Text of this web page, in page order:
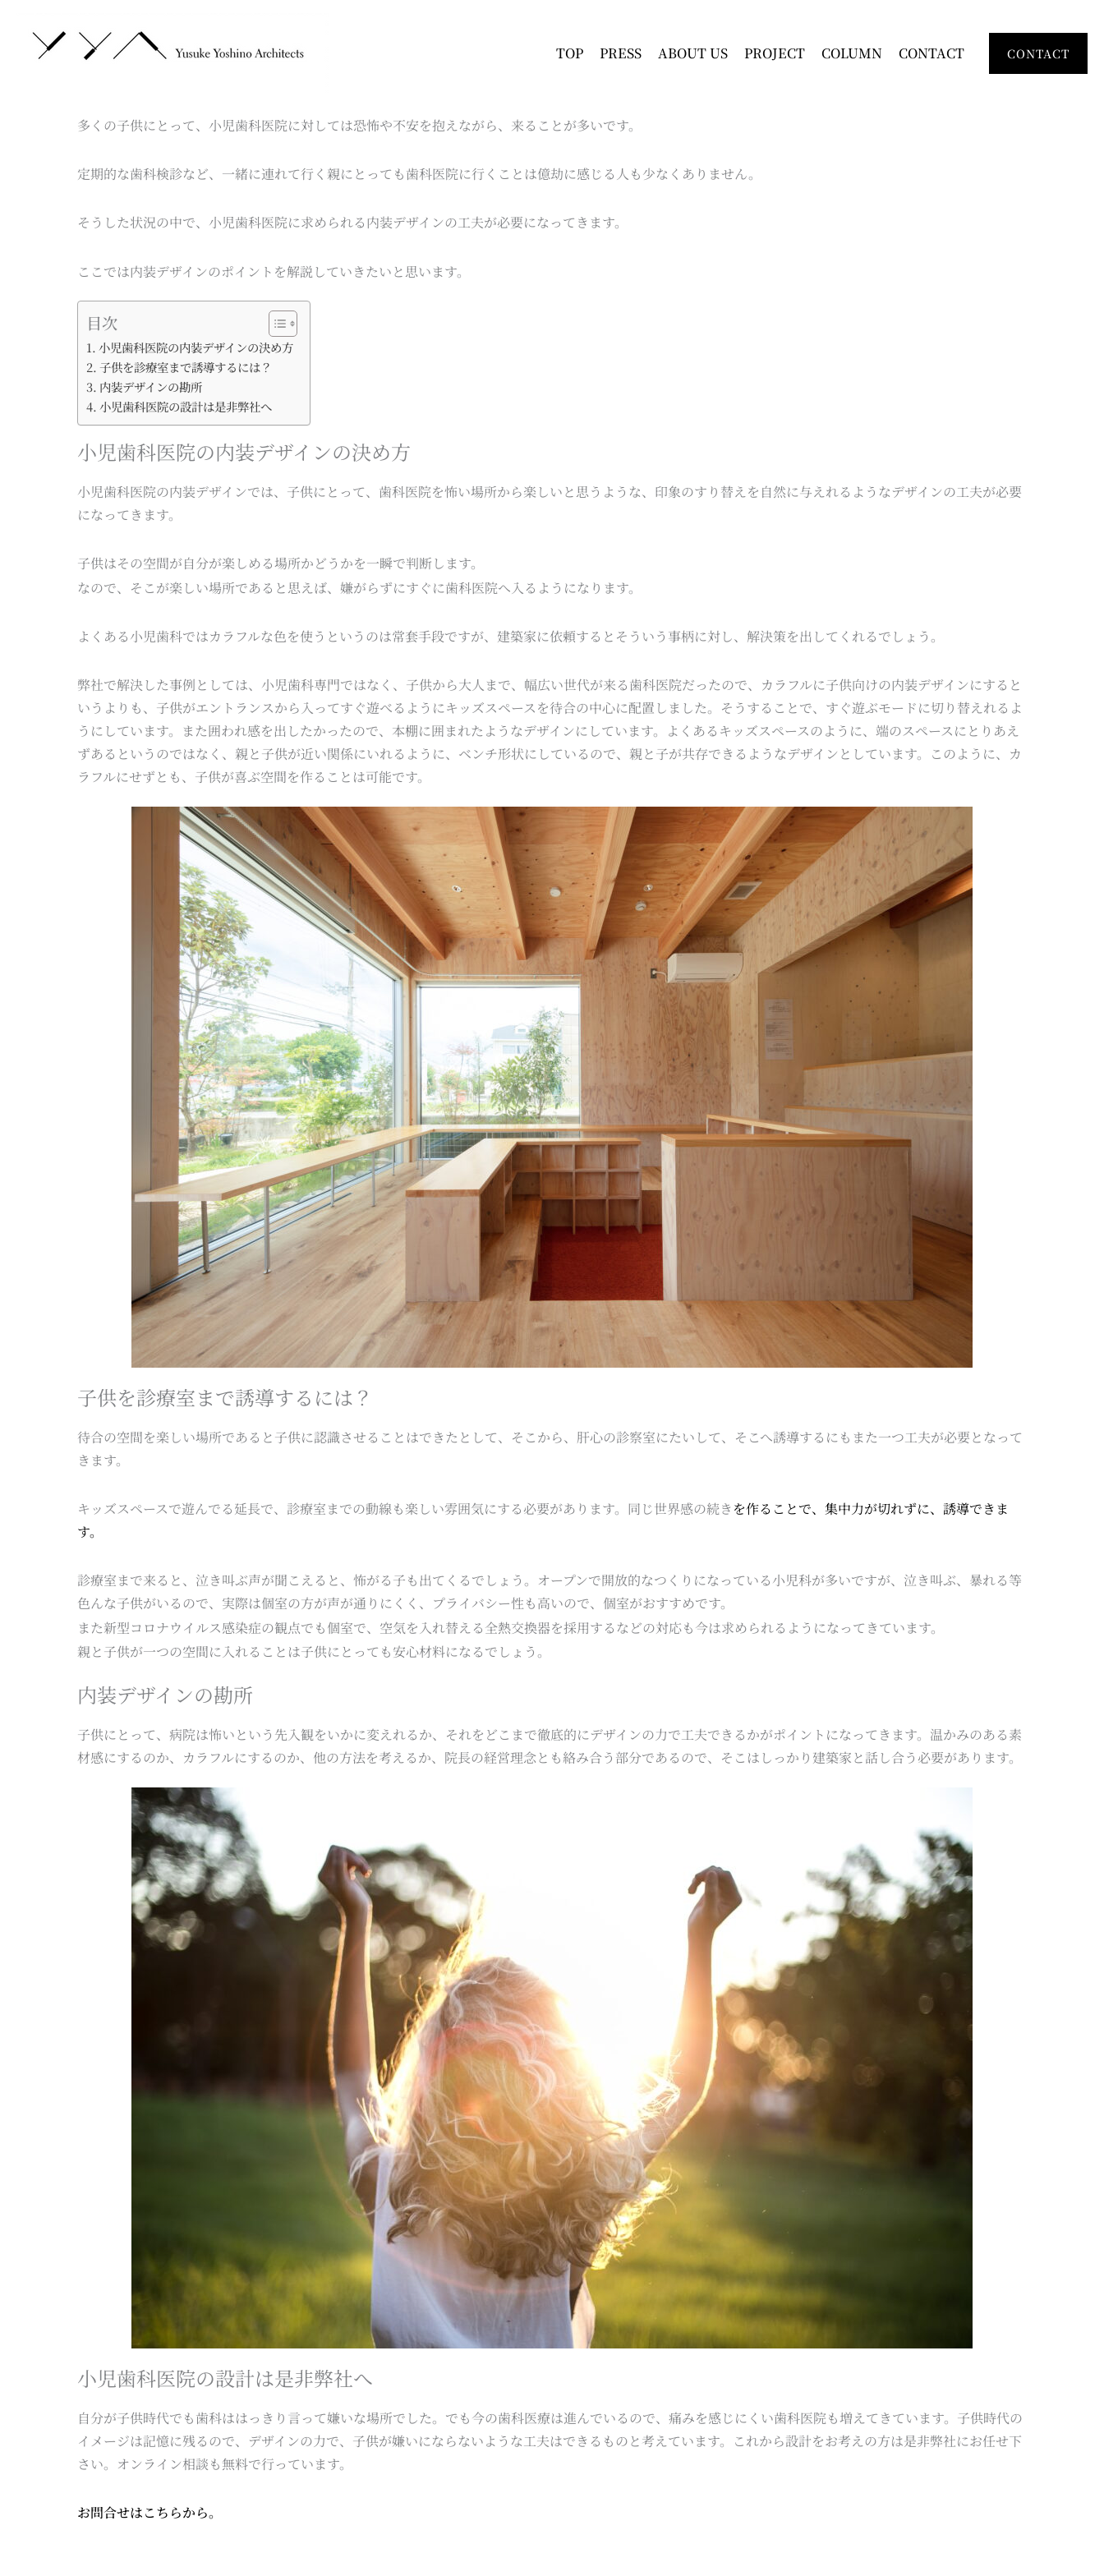
TOP PRESS ABOUT US PROJECT COLUMN CONTACT CONTACT
多くの子供にとって、小児歯科医院に対しては恐怖や不安を抱えながら、来ることが多いです。
定期的な歯科検診など、一緒に連れて行く親にとっても歯科医院に行くことは億劫に感じる人も少なくありません。
そうした状況の中で、小児歯科医院に求められる内装デザインの工夫が必要になってきます。
ここでは内装デザインのポイントを解説していきたいと思います。
目次
小児歯科医院の内装デザインの決め方
子供を診療室まで誘導するには？
内装デザインの勘所
小児歯科医院の設計は是非弊社へ
小児歯科医院の内装デザインの決め方
小児歯科医院の内装デザインでは、子供にとって、歯科医院を怖い場所から楽しいと思うような、印象のすり替えを自然に与えれるようなデザインの工夫が必要
になってきます。
子供はその空間が自分が楽しめる場所かどうかを一瞬で判断します。
なので、そこが楽しい場所であると思えば、嫌がらずにすぐに歯科医院へ入るようになります。
よくある小児歯科ではカラフルな色を使うというのは常套手段ですが、建築家に依頼するとそういう事柄に対し、解決策を出してくれるでしょう。
弊社で解決した事例としては、小児歯科専門ではなく、子供から大人まで、幅広い世代が来る歯科医院だったので、カラフルに子供向けの内装デザインにすると
いうよりも、子供がエントランスから入ってすぐ遊べるようにキッズスペースを待合の中心に配置しました。そうすることで、すぐ遊ぶモードに切り替えれるよ
うにしています。また囲われ感を出したかったので、本棚に囲まれたようなデザインにしています。よくあるキッズスペースのように、端のスペースにとりあえ
ずあるというのではなく、親と子供が近い関係にいれるように、ベンチ形状にしているので、親と子が共存できるようなデザインとしています。このように、カ
ラフルにせずとも、子供が喜ぶ空間を作ることは可能です。
子供を診療室まで誘導するには？
待合の空間を楽しい場所であると子供に認識させることはできたとして、そこから、肝心の診察室にたいして、そこへ誘導するにもまた一つ工夫が必要となって
きます。
キッズスペースで遊んでる延長で、診療室までの動線も楽しい雰囲気にする必要があります。同じ世界感の続き を作ることで、集中力が切れずに、誘導できま
す。
診療室まで来ると、泣き叫ぶ声が聞こえると、怖がる子も出てくるでしょう。オープンで開放的なつくりになっている小児科が多いですが、泣き叫ぶ、暴れる等
色んな子供がいるので、実際は個室の方が声が通りにくく、プライバシー性も高いので、個室がおすすめです。
また新型コロナウイルス感染症の観点でも個室で、空気を入れ替える全熱交換器を採用するなどの対応も今は求められるようになってきています。
親と子供が一つの空間に入れることは子供にとっても安心材料になるでしょう。
内装デザインの勘所
子供にとって、病院は怖いという先入観をいかに変えれるか、それをどこまで徹底的にデザインの力で工夫できるかがポイントになってきます。温かみのある素
材感にするのか、カラフルにするのか、他の方法を考えるか、院長の経営理念とも絡み合う部分であるので、そこはしっかり建築家と話し合う必要があります。
小児歯科医院の設計は是非弊社へ
自分が子供時代でも歯科ははっきり言って嫌いな場所でした。でも今の歯科医療は進んでいるので、痛みを感じにくい歯科医院も増えてきています。子供時代の
イメージは記憶に残るので、デザインの力で、子供が嫌いにならないような工夫はできるものと考えています。これから設計をお考えの方は是非弊社にお任せ下
さい。オンライン相談も無料で行っています。
お問合せはこちらから。